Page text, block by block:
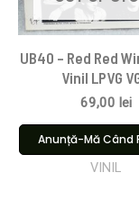
UB40 – Red Red
Vinil LPVG
69,00 lei
Anunță-Mă Când
VINIL